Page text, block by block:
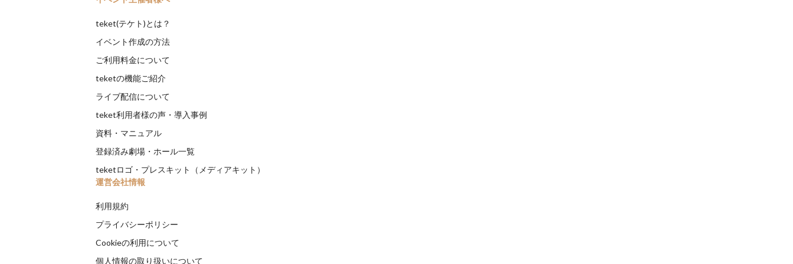
teket(テケト)とは？
イベント作成の方法
ご利用料金について
teketの機能ご紹介
ライブ配信について
teket利用者様の声・導入事例
資料・マニュアル
登録済み劇場・ホール一覧
teketロゴ・プレスキット（メディアキット）
運営会社情報
利用規約
プライバシーポリシー
Cookieの利用について
個人情報の取り扱いについて